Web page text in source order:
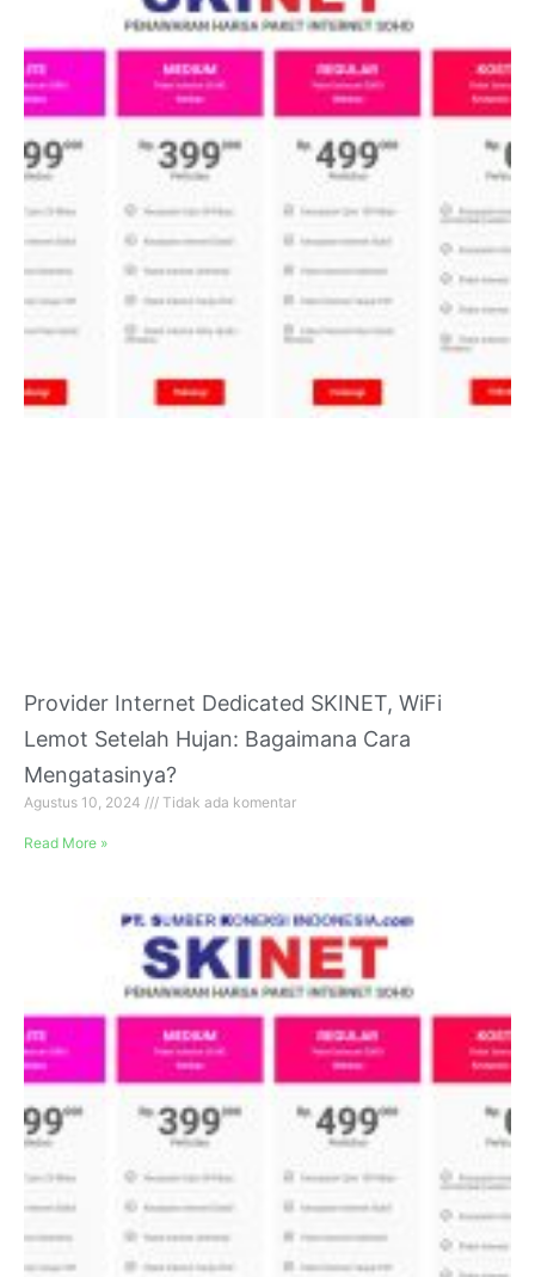
Provider Internet Dedicated SKINET, WiFi
Lemot Setelah Hujan: Bagaimana Cara
Mengatasinya?
Agustus 10, 2024 Tidak ada komentar
Read More »